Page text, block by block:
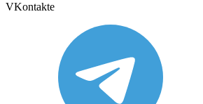
VKontakte